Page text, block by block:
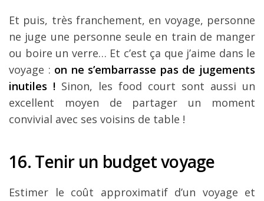
Et puis, très franchement, en voyage, personne
ne juge une personne seule en train de manger
ou boire un verre… Et c’est ça que j’aime dans le
voyage : on ne s’embarrasse pas de jugements
inutiles ! Sinon, les food court sont aussi un
excellent moyen de partager un moment
convivial avec ses voisins de table !
16. Tenir un budget voyage
Estimer le coût approximatif d’un voyage et